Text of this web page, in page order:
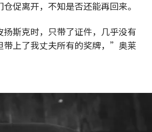
促离开，不知是否还能再回来。
扬斯克时，只带了证件，几乎没有
带上了我丈夫所有的奖牌，”奥莱